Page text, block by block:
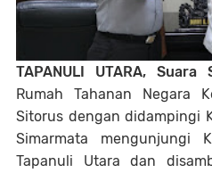
TAPANULI UTARA, Suara
Rumah Tahanan Negara
Sitorus dengan didampingi
Simarmata mengunjungi
Tapanuli Utara dan